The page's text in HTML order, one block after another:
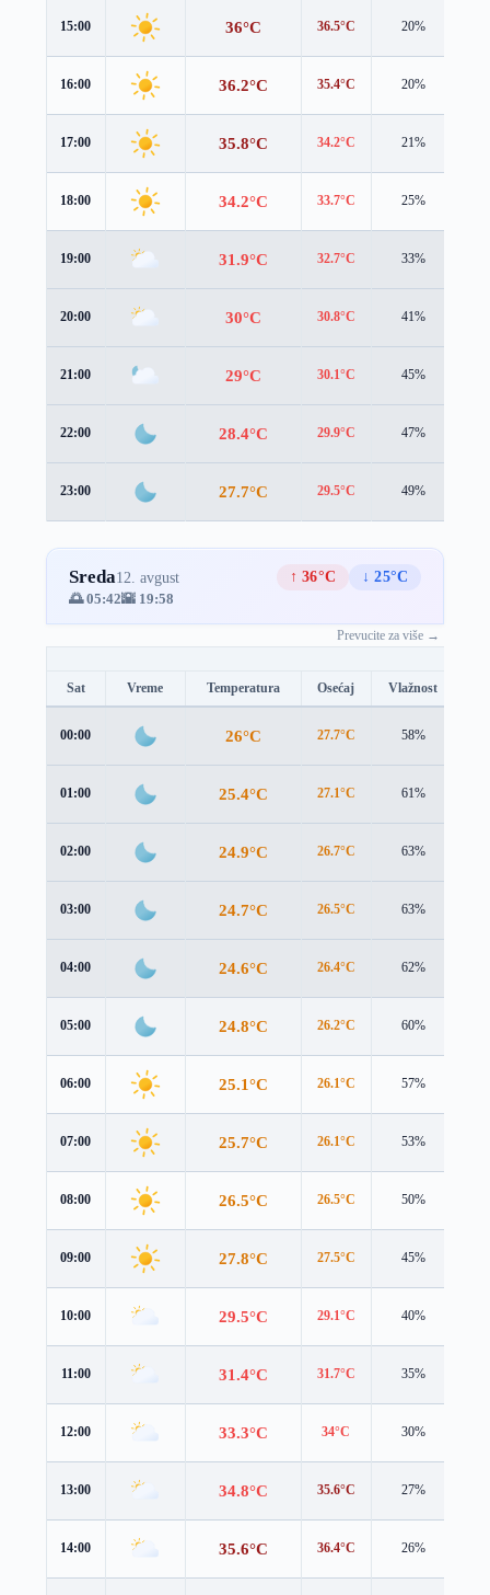
15:00 36°C 36.5°C 20%
16:00 36.2°C 35.4°C 20%
17:00 35.8°C 34.2°C 21%
18:00 34.2°C 33.7°C 25%
19:00 31.9°C 32.7°C 33%
20:00 30°C 30.8°C 41%
21:00 29°C 30.1°C 45%
22:00 28.4°C 29.9°C 47%
23:00 27.7°C 29.5°C 49%
Sreda12. avgust ↑ 36°C
↓ 25°C
🌅 05:42🌇 19:58
Prevucite za više →
Sat Vreme Temperatura Osećaj Vlažnost
00:00 26°C 27.7°C 58%
01:00 25.4°C 27.1°C 61%
02:00 24.9°C 26.7°C 63%
03:00 24.7°C 26.5°C 63%
04:00 24.6°C 26.4°C 62%
05:00 24.8°C 26.2°C 60%
06:00 25.1°C 26.1°C 57%
07:00 25.7°C 26.1°C 53%
08:00 26.5°C 26.5°C 50%
09:00 27.8°C 27.5°C 45%
10:00 29.5°C 29.1°C 40%
11:00 31.4°C 31.7°C 35%
12:00 33.3°C 34°C 30%
13:00 34.8°C 35.6°C 27%
14:00 35.6°C 36.4°C 26%